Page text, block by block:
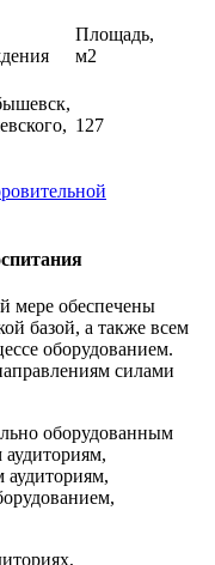
Площадь,
м2
127
мере обеспечены
базой, а также всем
оборудованием.
силами
оборудованным
аудиториям,